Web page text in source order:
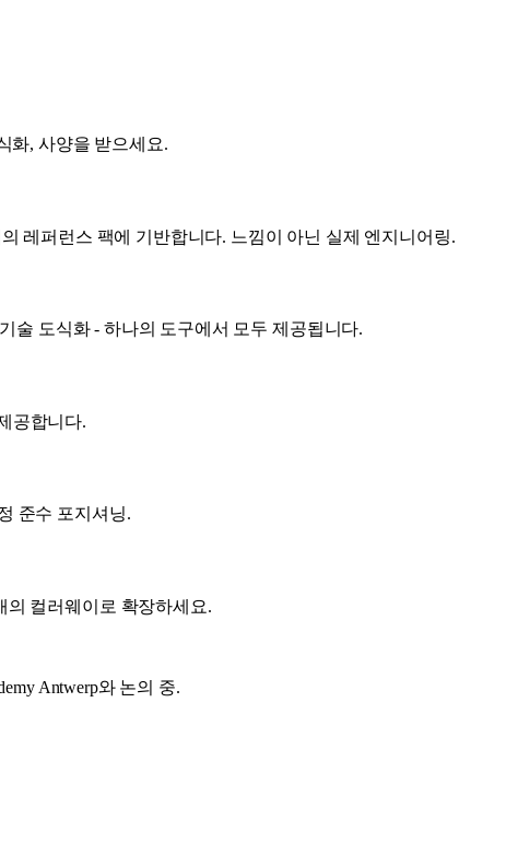
화, 사양을 받으세요.
레퍼런스 팩에 기반합니다. 느낌이 아닌 실제 엔지니어링.
술 도식화 - 하나의 도구에서 모두 제공됩니다.
공합니다.
준수 포지셔닝.
의 컬러웨이로 확장하세요.
Antwerp와 논의 중.